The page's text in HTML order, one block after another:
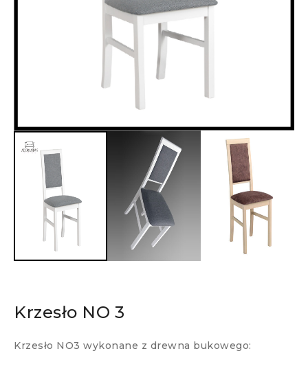
Krzesło NO 3
Krzesło NO3 wykonane z drewna bukowego: